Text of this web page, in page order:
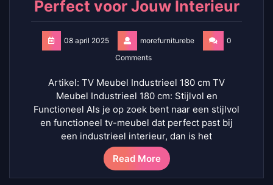
Perfect voor Jouw Interieur
08 april 2025 morefurniturebe
0
Comments
Artikel: TV Meubel Industrieel 180 cm TV
Meubel Industrieel 180 cm: Stijlvol en
Functioneel Als je op zoek bent naar een stijlvol
en functioneel tv-meubel dat perfect past bij
een industrieel interieur, dan is het
Read More